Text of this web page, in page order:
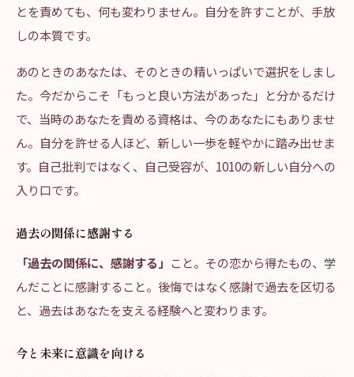
とを責めても、何も変わりません。自分を許すことが、手放
しの本質です。
あのときのあなたは、そのときの精いっぱいで選択をしまし
た。今だからこそ「もっと良い方法があった」と分かるだけ
で、当時のあなたを責める資格は、今のあなたにもありませ
ん。自分を許せる人ほど、新しい一歩を軽やかに踏み出せま
す。自己批判ではなく、自己受容が、1010の新しい自分への
入り口です。
過去の関係に感謝する
「過去の関係に、感謝する」 こと。その恋から得たもの、学
んだことに感謝すること。後悔ではなく感謝で過去を区切る
と、過去はあなたを支える経験へと変わります。
今と未来に意識を向ける